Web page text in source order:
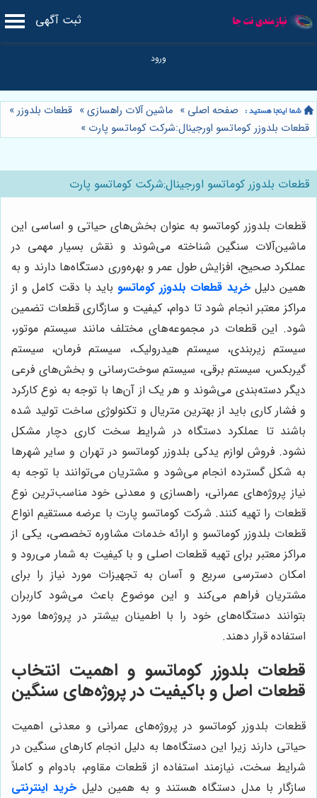
ثبت آگهی
صفحه اصلی » ماشین آلات راهسازی» قطعات بلدوزر»
قطعات بلدوزر کوماتسو اورجینال:شرکت کوماتسو پارت »
قطعات بلدوزر کوماتسو اورجینال:شرکت کوماتسو پارت
قطعات بلدوزر کوماتسو به عنوان بخش‌های حیاتی و اساسی این
ماشین‌آلات سنگین شناخته می‌شوند و نقش بسیار مهمی در
عملکرد صحیح، افزایش طول عمر و بهره‌وری دستگاه‌ها دارند و به
همین دلیل خرید قطعات بلدوزر کوماتسوباید با دقت کامل و از
مراکز معتبر انجام شود تا دوام، کیفیت و سازگاری قطعات تضمین
شود. این قطعات در مجموعه‌های مختلف مانند سیستم موتور،
سیستم زیربندی، سیستم هیدرولیک، سیستم فرمان، سیستم
گیربکس، سیستم برقی، سیستم سوخت‌رسانی و بخش‌های فرعی
دیگر دسته‌بندی می‌شوند و هر یک از آن‌ها با توجه به نوع کارکرد
و فشار کاری باید از بهترین متریال و تکنولوژی ساخت تولید شده
باشند تا عملکرد دستگاه در شرایط سخت کاری دچار مشکل
نشود. فروش لوازم یدکی بلدوزر کوماتسو در تهران و سایر شهرها
به شکل گسترده انجام می‌شود و مشتریان می‌توانند با توجه به
نیاز پروژه‌های عمرانی، راهسازی و معدنی خود مناسب‌ترین نوع
قطعات را تهیه کنند. شرکت کوماتسو پارت با عرضه مستقیم انواع
قطعات بلدوزر کوماتسو و ارائه خدمات مشاوره تخصصی، یکی از
مراکز معتبر برای تهیه قطعات اصلی و با کیفیت به شمار می‌رود و
امکان دسترسی سریع و آسان به تجهیزات مورد نیاز را برای
مشتریان فراهم می‌کند و این موضوع باعث می‌شود کاربران
بتوانند دستگاه‌های خود را با اطمینان بیشتر در پروژه‌ها مورد
استفاده قرار دهند.
قطعات بلدوزر کوماتسو و اهمیت انتخاب
قطعات اصل و باکیفیت در پروژه‌های سنگین
قطعات بلدوزر کوماتسو در پروژه‌های عمرانی و معدنی اهمیت
حیاتی دارند زیرا این دستگاه‌ها به دلیل انجام کارهای سنگین در
شرایط سخت، نیازمند استفاده از قطعات مقاوم، بادوام و کاملاً
سازگار با مدل دستگاه هستند و به همین دلیل خرید اینترنتی